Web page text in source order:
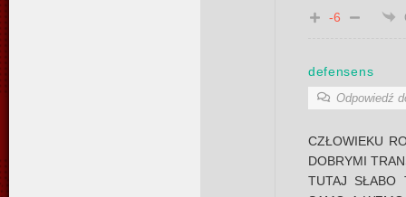
-6
defensens
Odpowiedź
CZŁOWIEKU
DOBRYMI
TUTAJ SŁABO